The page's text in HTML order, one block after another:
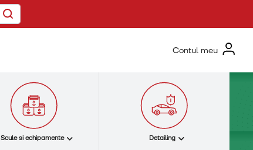
Contul meu
Scule si echipamente Detailing